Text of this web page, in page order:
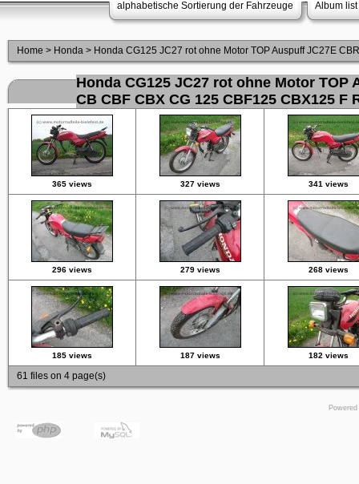
alphabetische Sortierung der Fahrzeuge Album list
Home > Honda > Honda CG125 JC27 rot ohne Motor TOP Auspuff JC27E
Honda CG125 JC27 rot ohne Motor TOP
CB CBF CBX CG 125 CBF125 CBX125 F
365 views 327 views 341 views
296 views 279 views 268 views
185 views 187 views 182 views
61 files on 4 page(s)